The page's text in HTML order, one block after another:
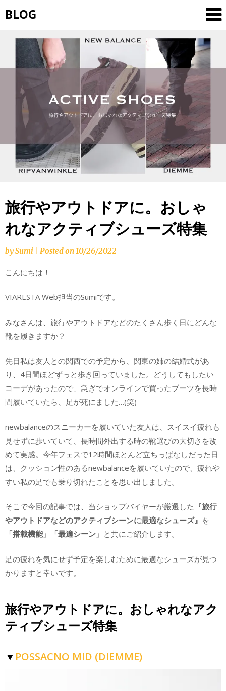
toBLOG
旅行やアウトドアに。おしゃ
れなアクティブシューズ特集
bySumi Posted on 10/26/2022
こんにちは！
VIARESTA Web担当のSumiです。
みなさんは、旅行やアウトドアなどのたくさん歩く日にどんな
靴を履きますか？
先日私は友人との関西での予定から、関東の姉の結婚式があ
り、4日間ほどずっと歩き回っていました。どうしてもしたい
コーデがあったので、急ぎでオンラインで買ったブーツを長時
間履いていたら、足が死にました…(笑)
newbalanceのスニーカーを履いていた友人は、スイスイ疲れも
見せずに歩いていて、長時間外出する時の靴選びの大切さを改
めて実感。今年フェスで12時間ほとんど立ちっぱなしだった日
は、クッション性のあるnewbalanceを履いていたので、疲れや
すい私の足でも乗り切れたことを思い出しました。
そこで今回の記事では、当ショップバイヤーが厳選した 『旅行
やアウトドアなどのアクティブシーンに最適なシューズ』 を
「搭載機能」「最適シーン」 と共にご紹介します。
足の疲れを気にせず予定を楽しむために最適なシューズが見つ
かりますと幸いです。
旅行やアウトドアに。おしゃれなアク
ティブシューズ特集
▼ POSSACNO MID (DIEMME)